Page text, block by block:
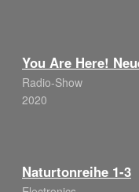
You Are Here!
Radio-Show
2020
Naturtonreihe 1-3